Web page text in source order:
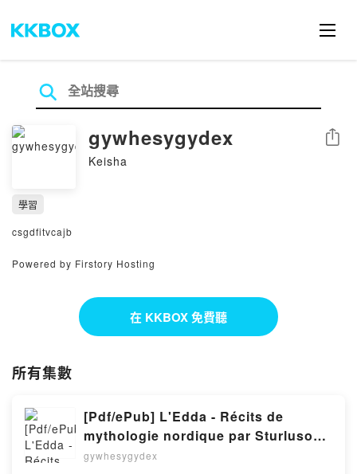
gywhesygydex
Keisha
分享
學習
csgdfitvcajb
Powered by Firstory Hosting
在 KKBOX 免費聽
所有集數
[Pdf/ePub] L'Edda - Récits de
mythologie nordique par Sturluson
Snorri téléchargement ebook
gywhesygydex